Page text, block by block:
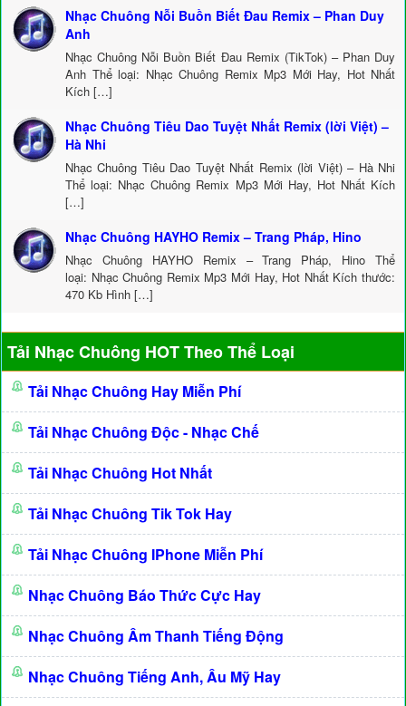
Nhạc Chuông Nỗi Buồn Biết Đau Remix – Phan Duy
Anh
Nhạc Chuông Nỗi Buồn Biết Đau Remix (TikTok) – Phan Duy
Anh Thể loại: Nhạc Chuông Remix Mp3 Mới Hay, Hot Nhất
Kích […]
Nhạc Chuông Tiêu Dao Tuyệt Nhất Remix (lời Việt) –
Hà Nhi
Nhạc Chuông Tiêu Dao Tuyệt Nhất Remix (lời Việt) – Hà Nhi
Thể loại: Nhạc Chuông Remix Mp3 Mới Hay, Hot Nhất Kích
[…]
Nhạc Chuông HAYHO Remix – Trang Pháp, Hino
Nhạc Chuông HAYHO Remix – Trang Pháp, Hino Thể
loại: Nhạc Chuông Remix Mp3 Mới Hay, Hot Nhất Kích thước:
470 Kb Hình […]
Tải Nhạc Chuông HOT Theo Thể Loại
Tải Nhạc Chuông Hay Miễn Phí
Tải Nhạc Chuông Độc - Nhạc Chế
Tải Nhạc Chuông Hot Nhất
Tải Nhạc Chuông Tik Tok Hay
Tải Nhạc Chuông IPhone Miễn Phí
Nhạc Chuông Báo Thức Cực Hay
Nhạc Chuông Âm Thanh Tiếng Động
Nhạc Chuông Tiếng Anh, Âu Mỹ Hay